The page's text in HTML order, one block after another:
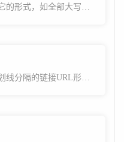
将英文文本转换为其它的形式，如全部大写，全部小写，首字母大写，中划线分隔，下划线分隔等
将英文句子转换为中划线分隔的链接URL形式，常用于SEO用途